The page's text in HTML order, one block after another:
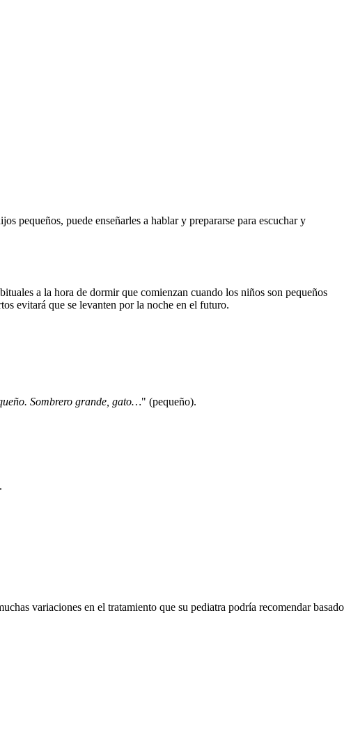
pequeños, puede enseñarles a hablar y prepararse para escuchar y
a la hora de dormir que comienzan cuando los niños son pequeños
evitará que se levanten por la noche en el futuro.
Sombrero grande, gato…" (pequeño).
variaciones en el tratamiento que su pediatra podría recomendar basado